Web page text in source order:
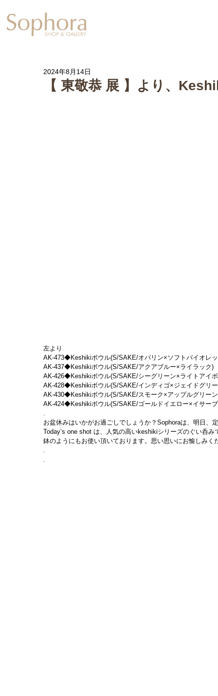
【 東敬恭 展 】より、
2024年8月14日
左より
AK-473◆Keshikiボウル(S/SAKE/オパリン×ソフトバイオレ
AK-437◆Keshikiボウル(S/SAKE/アクアブルー×ライラック)
AK-426◆Keshikiボウル(S/SAKE/シーグリーン×ライトアイ
AK-428◆Keshikiボウル(S/SAKE/インディゴ×ジェイドグリ
AK-430◆Keshikiボウル(S/SAKE/スモーク×アップルグリー
AK-424◆Keshikiボウル(S/SAKE/ゴールドイエロー×イサー
.
お盆休みはいかがお過ごしでしょうか？Sophoraは、明日、
Today’s one shot は、人気の高いkeshikiシリーズのぐい呑
鉢のようにもお使い頂いております。思い思いにお愉しみく
.
.